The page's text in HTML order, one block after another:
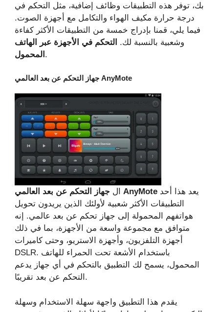
بك، توفر هذه التطبيقات وظائف إضافية، مثل التحكم في
درجة حرارة مكيف الهواء والتكامل مع أجهزة الصوت.
فيما يلي، قمنا بإدراج خمسة من التطبيقات الأكثر كفاءة
وشعبية بالنسبة لك. التحكم في الأجهزة عبر الهاتف
المحمول .
جهاز التحكم عن بعد العالمي AnyMote
ال جهاز التحكم عن بعد العالمي AnyMote
التطبيقات الأكثر شعبية لأولئك الذين يريدون تحويل
هواتفهم المحمولة إلى جهاز تحكم عن بعد عالمي. إنه
متوافق مع مجموعة واسعة من الأجهزة، بما في ذلك
أجهزة التلفزيون، وأجهزة الاستريو، وحتى كاميرات
DSLR. باستخدام الأشعة تحت الحمراء للهاتف
المحمول، يسمح لك التطبيق بالتحكم في أي جهاز يدعم
التحكم عن بعد تقريبًا.
يقدم هذا التطبيق واجهة سهلة الاستخدام وسهلة